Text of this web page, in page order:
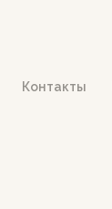
Контакты